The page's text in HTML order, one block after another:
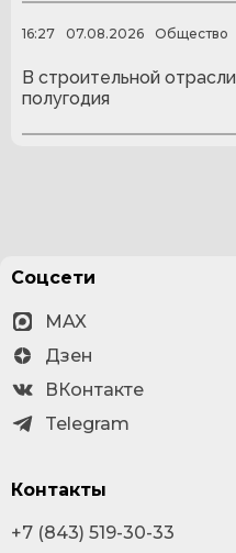
16:27 07.08.2026 Общество
В строительной
полугодия
Соцсети
MAX
Дзен
ВКонтакте
Telegram
Контакты
+7 (843) 519-30-33